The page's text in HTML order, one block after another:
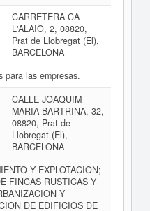
CARRETERA CA
L'ALAIO, 2, 08820,
Prat de Llobregat (El),
BARCELONA
para las empresas.
CALLE JOAQUIM
MARIA BARTRINA, 32,
08820, Prat de
Llobregat (El),
BARCELONA
Y EXPLOTACION;
FINCAS RUSTICAS Y
Y
DE EDIFICIOS DE